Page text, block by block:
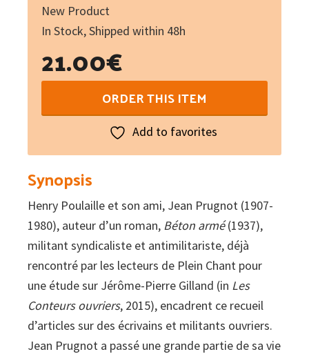
New Product
In Stock, Shipped within 48h
21.00€
voix
précurseurs,
écrivains,
militants,
éditeurs
quantity
ORDER THIS ITEM
Add to favorites
Synopsis
Henry Poulaille et son ami, Jean Prugnot (1907-
1980), auteur d’un roman, Béton armé(1937),
militant syndicaliste et antimilitariste, déjà
rencontré par les lecteurs de Plein Chant pour
une étude sur Jérôme-Pierre Gilland (in Les
Conteurs ouvriers, 2015), encadrent ce recueil
d’articles sur des écrivains et militants ouvriers.
Jean Prugnot a passé une grande partie de sa vie